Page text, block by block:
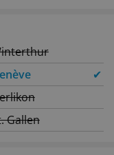
✔
Gallen